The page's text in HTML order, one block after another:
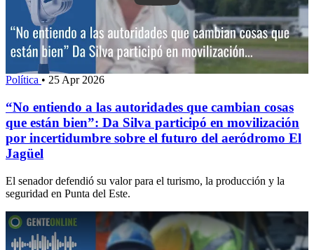
Política • 25 Apr 2026
“No entiendo a las autoridades que cambian cosas
que están bien”: Da Silva participó en movilización
por incertidumbre sobre el futuro del aeródromo El
Jagüel
El senador defendió su valor para el turismo, la producción y la
seguridad en Punta del Este.